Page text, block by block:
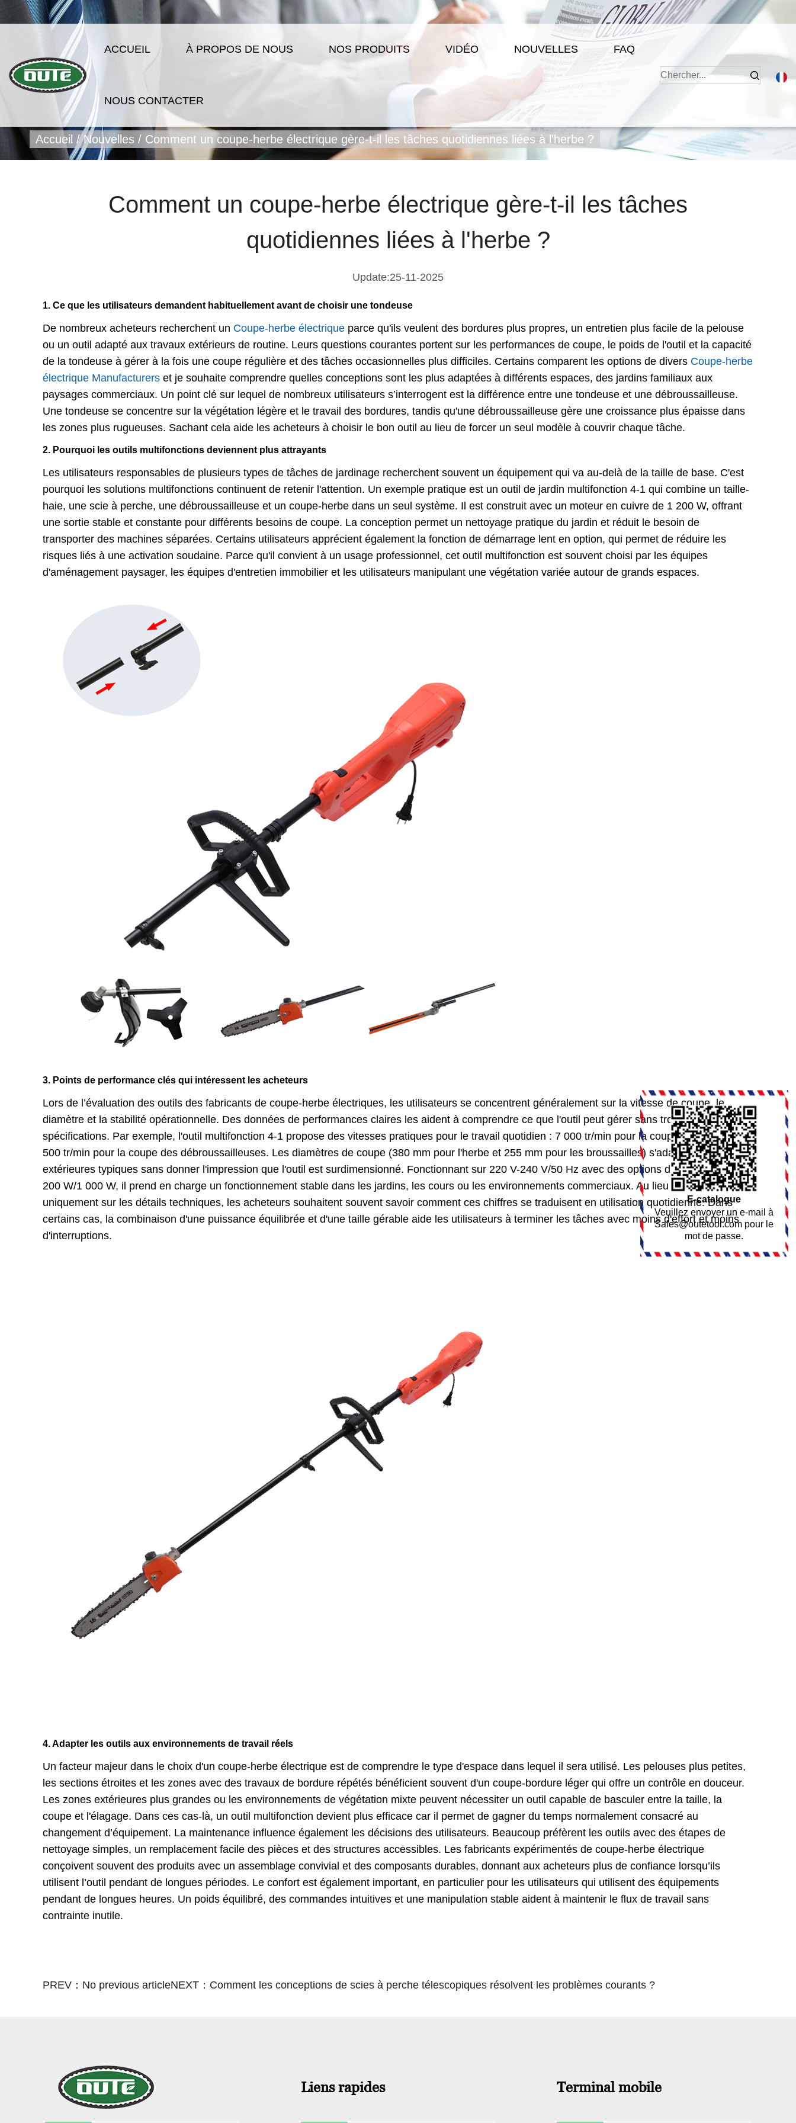
ACCUEIL À PROPOS DE NOUS NOS PRODUITS VIDÉO NOUVELLES FAQ
NOUS CONTACTER
Accueil /Nouvelles / Comment un coupe-herbe électrique gère-t-il les tâches quotidiennes liées à l'herbe ?
Comment un coupe-herbe électrique gère-t-il les tâches
quotidiennes liées à l'herbe ?
Update:25-11-2025
1. Ce que les utilisateurs demandent habituellement avant de choisir une tondeuse
De nombreux acheteurs recherchent un Coupe-herbe électrique parce qu'ils veulent des bordures plus propres, un entretien plus facile de la pelouse
ou un outil adapté aux travaux extérieurs de routine. Leurs questions courantes portent sur les performances de coupe, le poids de l'outil et la capacité
de la tondeuse à gérer à la fois une coupe régulière et des tâches occasionnelles plus difficiles. Certains comparent les options de divers Coupe-herbe
électrique Manufacturers et je souhaite comprendre quelles conceptions sont les plus adaptées à différents espaces, des jardins familiaux aux
paysages commerciaux. Un point clé sur lequel de nombreux utilisateurs s’interrogent est la différence entre une tondeuse et une débroussailleuse.
Une tondeuse se concentre sur la végétation légère et le travail des bordures, tandis qu'une débroussailleuse gère une croissance plus épaisse dans
les zones plus rugueuses. Sachant cela aide les acheteurs à choisir le bon outil au lieu de forcer un seul modèle à couvrir chaque tâche.
2. Pourquoi les outils multifonctions deviennent plus attrayants
Les utilisateurs responsables de plusieurs types de tâches de jardinage recherchent souvent un équipement qui va au-delà de la taille de base. C'est
pourquoi les solutions multifonctions continuent de retenir l'attention. Un exemple pratique est un outil de jardin multifonction 4-1 qui combine un taille-
haie, une scie à perche, une débroussailleuse et un coupe-herbe dans un seul système. Il est construit avec un moteur en cuivre de 1 200 W, offrant
une sortie stable et constante pour différents besoins de coupe. La conception permet un nettoyage pratique du jardin et réduit le besoin de
transporter des machines séparées. Certains utilisateurs apprécient également la fonction de démarrage lent en option, qui permet de réduire les
risques liés à une activation soudaine. Parce qu'il convient à un usage professionnel, cet outil multifonction est souvent choisi par les équipes
d'aménagement paysager, les équipes d'entretien immobilier et les utilisateurs manipulant une végétation variée autour de grands espaces.
3. Points de performance clés qui intéressent les acheteurs
Lors de l’évaluation des outils des fabricants de coupe-herbe électriques, les utilisateurs se concentrent généralement sur la vitesse de coupe, le
diamètre et la stabilité opérationnelle. Des données de performances claires les aident à comprendre ce que l'outil peut gérer sans trop réfléchir aux
spécifications. Par exemple, l'outil multifonction 4-1 propose des vitesses pratiques pour le travail quotidien : 7 000 tr/min pour la coupe de l'herbe et 7
500 tr/min pour la coupe des débroussailleuses. Les diamètres de coupe (380 mm pour l'herbe et 255 mm pour les broussailles) s'adaptent aux tâches
extérieures typiques sans donner l'impression que l'outil est surdimensionné. Fonctionnant sur 220 V-240 V/50 Hz avec des options de puissance de 1
200 W/1 000 W, il prend en charge un fonctionnement stable dans les jardins, les cours ou les environnements commerciaux. Au lieu de se concentrer
uniquement sur les détails techniques, les acheteurs souhaitent souvent savoir comment ces chiffres se traduisent en utilisation quotidienne. Dans
certains cas, la combinaison d'une puissance équilibrée et d'une taille gérable aide les utilisateurs à terminer les tâches avec moins d'effort et moins
d'interruptions.
4. Adapter les outils aux environnements de travail réels
Un facteur majeur dans le choix d'un coupe-herbe électrique est de comprendre le type d'espace dans lequel il sera utilisé. Les pelouses plus petites,
les sections étroites et les zones avec des travaux de bordure répétés bénéficient souvent d'un coupe-bordure léger qui offre un contrôle en douceur.
Les zones extérieures plus grandes ou les environnements de végétation mixte peuvent nécessiter un outil capable de basculer entre la taille, la
coupe et l'élagage. Dans ces cas-là, un outil multifonction devient plus efficace car il permet de gagner du temps normalement consacré au
changement d’équipement. La maintenance influence également les décisions des utilisateurs. Beaucoup préfèrent les outils avec des étapes de
nettoyage simples, un remplacement facile des pièces et des structures accessibles. Les fabricants expérimentés de coupe-herbe électrique
conçoivent souvent des produits avec un assemblage convivial et des composants durables, donnant aux acheteurs plus de confiance lorsqu’ils
utilisent l’outil pendant de longues périodes. Le confort est également important, en particulier pour les utilisateurs qui utilisent des équipements
pendant de longues heures. Un poids équilibré, des commandes intuitives et une manipulation stable aident à maintenir le flux de travail sans
contrainte inutile.
PREV：No previous articleNEXT：Comment les conceptions de scies à perche télescopiques résolvent les problèmes courants ?
E-catalogue
Veuillez envoyer un e-mail à
Sales@outetool.com pour le
mot de passe.
Liens rapides Terminal mobile